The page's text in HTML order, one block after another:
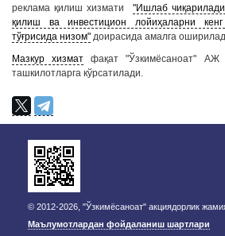
реклама қилиш хизмати "Ишлаб
қилиш ва инвестицион лойиҳаларни
тўғрисида низом" доирасида амалга
Мазкур хизмат фақат "Ўзкимёсаноат" АЖ
ташкилотларга кўрсатилади.
© 2012-2026, "Ўзкимёсаноат" акциядорлик
Маълумотлардан фойдаланиш шартлари